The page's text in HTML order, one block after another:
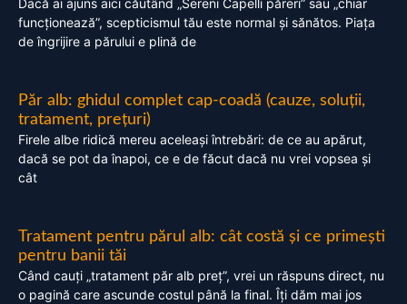
Dacă ai ajuns aici căutând „Sereni Capelli păreri” sau „chiar
funcționează”, scepticismul tău este normal și sănătos. Piața
de îngrijire a părului e plină de
Păr alb: ghidul complet cap-coadă (cauze, soluții,
tratament, prețuri)
Firele albe ridică mereu aceleași întrebări: de ce au apărut,
dacă se pot da înapoi, ce e de făcut dacă nu vrei vopsea și
cât
Tratament pentru părul alb: cât costă și ce primești
pentru banii tăi
Când cauți „tratament păr alb preț”, vrei un răspuns direct, nu
o pagină care ascunde costul până la final. Îți dăm mai jos